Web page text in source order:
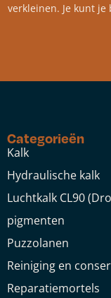
verkleinen. Je kunt
Categorieën
Kalk
Hydraulische kalk
Luchtkalk CL90
pigmenten
Puzzolanen
Reiniging en
Reparatiemortels